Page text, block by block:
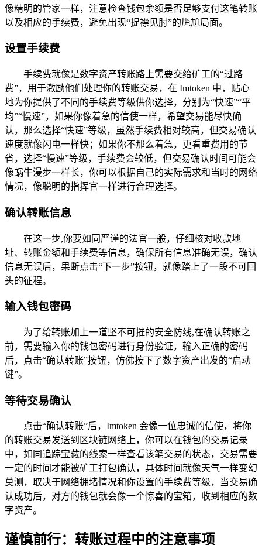
像精明的管家一样，注意检查钱包余额是否足够支付这笔转账
以及相应的手续费，避免出现“捉襟见肘”的尴尬局面。
设置手续费
手续费就像是数字资产转账路上需要交给矿工的“过路
费”，用于激励他们处理你的转账交易，在 Imtoken 中，贴心
地为你提供了不同的手续费等级供你选择，分别为“快速”“平
均”“慢速”，如果你像着急的信使一样，希望交易能尽快确
认，那么选择“快速”等级，虽然手续费相对较高，但交易确认
速度就像闪电一样快；如果你不那么着急，更看重费用的节
省，选择“慢速”等级，手续费会较低，但交易确认时间可能会
像蜗牛漫步一样长，你可以根据自己的实际需求和当时的网络
情况，像聪明的指挥官一样进行合理选择。
确认转账信息
在这一步,你要如同严谨的法官一般，仔细核对收款地
址、转账金额和手续费等信息，确保所有信息准确无误，确认
信息无误后，果断点击“下一步”按钮，就像踏上了一段不可回
头的征程。
输入钱包密码
为了给转账加上一道坚不可摧的安全防线,在确认转账之
前，需要输入你的钱包密码进行身份验证，输入正确的密码
后，点击“确认转账”按钮，仿佛按下了数字资产出发的“启动
键”。
等待交易确认
点击“确认转账”后，Imtoken 会像一位忠诚的信使，将你
的转账交易发送到区块链网络上，你可以在钱包的交易记录
中，如同追踪宝藏的线索一样查看该笔交易的状态，交易需要
一定的时间才能被矿工打包确认，具体时间就像天气一样变幻
莫测，取决于网络拥堵情况和你设置的手续费等级，当交易确
认成功后，对方的钱包就会像一个惊喜的宝箱，收到相应的数
字资产。
谨慎前行：转账过程中的注意事项